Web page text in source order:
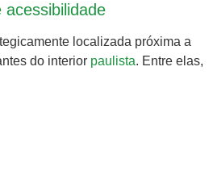
acessibilidade
localizada próxima a
do interior paulista. Entre elas,